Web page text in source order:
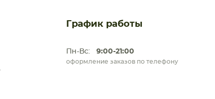
График работы
Пн-Вс: 9:00-21:00
оформление заказов по телефону